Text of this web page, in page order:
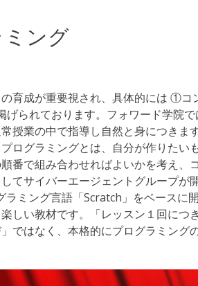
ミング
育成が重要視され、具体的には ①コ
られております。フォワード学院
授業の中で指導し自然と身につきま
ログラミングとは、自分が作りたい
番で組み合わせればよいかを考え、
てサイバーエージェントグループが
ラミング言語「Scratch」をベースに
しい教材です。「レッスン１回につ
ではなく、本格的にプログラミング